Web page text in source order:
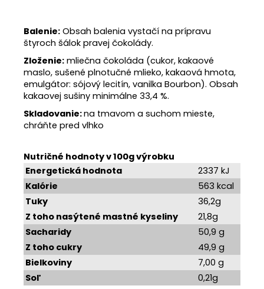
Balenie: Obsah balenia vystačí na prípravu
štyroch šálok pravej čokolády.
Zloženie: mliečna čokoláda (cukor, kakaové
maslo, sušené plnotučné mlieko, kakaová hmota,
emulgátor: sójový lecitín, vanilka Bourbon). Obsah
kakaovej sušiny minimálne 33,4 %.
Skladovanie:na tmavom a suchom mieste,
chráňte pred vlhko
Nutričné hodnoty v 100g výrobku
Energetická hodnota
2337 kJ
Kalórie
563 kcal
Tuky
36,2g
Z toho nasýtené mastné kyseliny
21,8g
Sacharidy
50,9 g
Z toho cukry
49,9 g
Bielkoviny
7,00 g
Soľ
0,21g